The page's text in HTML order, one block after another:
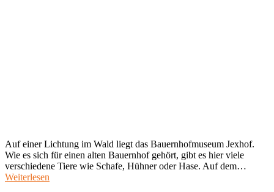
Auf einer Lichtung im Wald liegt das Bauernhofmuseum Jexhof.
Wie es sich für einen alten Bauernhof gehört, gibt es hier viele
verschiedene Tiere wie Schafe, Hühner oder Hase. Auf dem…
Weiterlesen